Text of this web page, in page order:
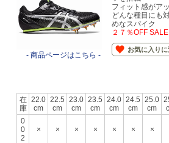
- 商品ページはこちら -
フィット感がア
どんな種目にも
めなスパイク
２７％OFF
お気に入り
在
庫
22.0
cm
22.5
cm
23.0
cm
23.5
cm
24.0
cm
24.5
cm
25.0
cm
0
0
2
× × × × × × ×